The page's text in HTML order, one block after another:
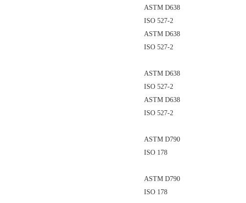
ASTM D638
ISO 527-2
ASTM D638
ISO 527-2
ASTM D638
ISO 527-2
ASTM D638
ISO 527-2
ASTM D790
ISO 178
ASTM D790
ISO 178